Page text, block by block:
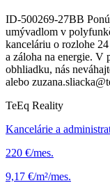
ID-500269-27BB
umývadlom v
kanceláriu o rozlohe
a záloha na energie. V
obhliadku, nás
alebo
TeEq Reality
Kancelárie a
220 €/mes.
9,17 €/m²/mes.